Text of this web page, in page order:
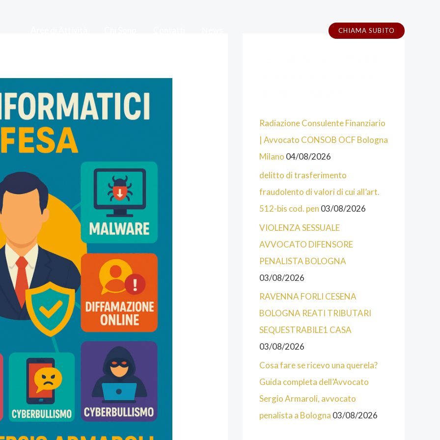
CHIAMA SUBITO
Radiazione Consulente Finanziario
| Avvocato CONSOB OCF Bologna
Milano 04/08/2026
delitto di trasferimento
fraudolento di valori di cui all’art.
512-bis cod. pen 03/08/2026
VIOLENZA SESSUALE
AVVOCATO DIFENSORE
PENALISTA BOLOGNA
03/08/2026
RAVENNA FORLI CESENA
BOLOGNA REATI TRIBUTARI
SEQUESTRABILE1 CASA
03/08/2026
Cosa fare se ricevo una querela?
Guida completa dell’Avvocato
Sergio Armaroli, avvocato
penalista a Bologna 03/08/2026
E
C
A
T
E
G
O
R
I
E
D
E
L
S
O
R
I
E